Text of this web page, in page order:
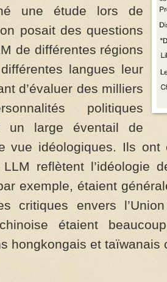
une étude lors de
posait des questions
de différentes régions
langues leur
d’évaluer des milliers
politiques
un large éventail de
vue idéologiques. Ils
reflètent l’idéologie
exemple, étaient
critiques envers
étaient
hongkongais et taïwanais